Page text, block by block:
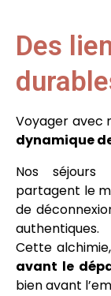
Des
Voyager avec
dynamique
Nos séjours
partagent le
de
authentiques.
Cette
avant le
bien avant